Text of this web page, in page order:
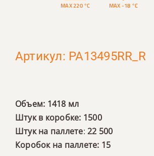
MAX 220 °C MAX -18 °C
Артикул: PA13495RR_R
Объем: 1418 мл
Штук в коробке: 1500
Штук на паллете: 22 500
Коробок на паллете: 15